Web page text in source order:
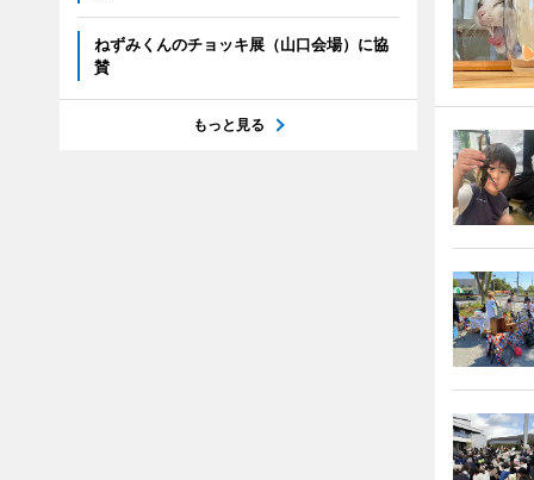
ねずみくんのチョッキ展（山口会場）に協
賛
もっと見る